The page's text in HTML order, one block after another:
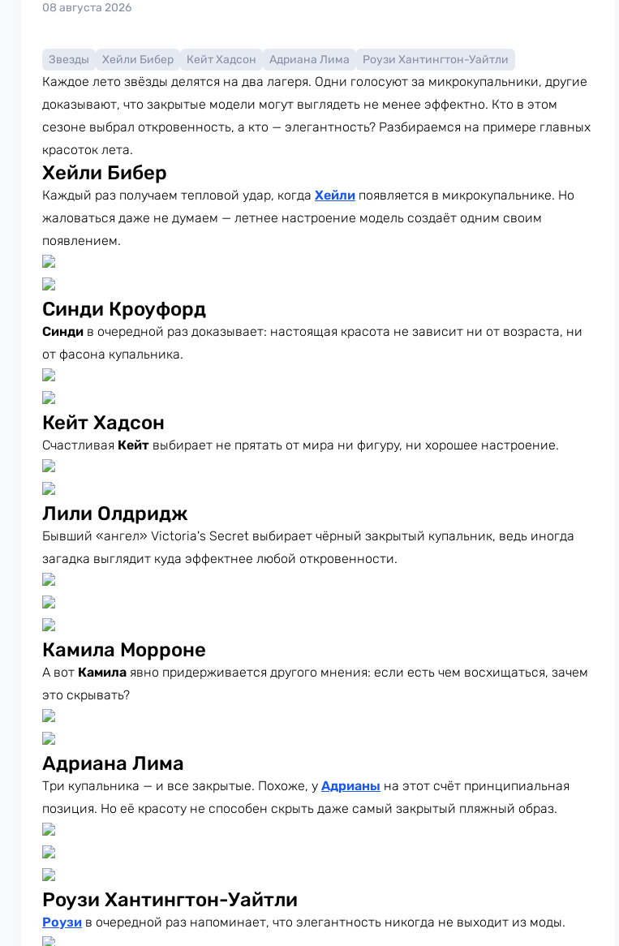
08 августа 2026
Звезды Хейли Бибер Кейт Хадсон Адриана Лима Роузи Хантингтон-Уайтли
Каждое лето звёзды делятся на два лагеря. Одни голосуют за микрокупальники, другие
доказывают, что закрытые модели могут выглядеть не менее эффектно. Кто в этом
сезоне выбрал откровенность, а кто — элегантность? Разбираемся на примере главных
красоток лета.
Хейли Бибер
Каждый раз получаем тепловой удар, когда Хейли появляется в микрокупальнике. Но
жаловаться даже не думаем — летнее настроение модель создаёт одним своим
появлением.
Синди Кроуфорд
Синди в очередной раз доказывает: настоящая красота не зависит ни от возраста, ни
от фасона купальника.
Кейт Хадсон
Счастливая Кейт выбирает не прятать от мира ни фигуру, ни хорошее настроение.
Лили Олдридж
Бывший «ангел» Victoria's Secret выбирает чёрный закрытый купальник, ведь иногда
загадка выглядит куда эффектнее любой откровенности.
Камила Морроне
А вот Камила явно придерживается другого мнения: если есть чем восхищаться, зачем
это скрывать?
Адриана Лима
Три купальника — и все закрытые. Похоже, у Адрианы на этот счёт принципиальная
позиция. Но её красоту не способен скрыть даже самый закрытый пляжный образ.
Роузи Хантингтон-Уайтли
Роузи в очередной раз напоминает, что элегантность никогда не выходит из моды.